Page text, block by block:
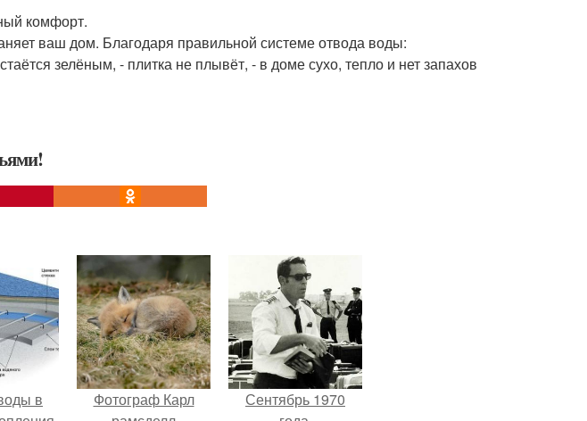
комфорт.
ваш дом. Благодаря правильной системе отвода воды:
зелёным, - плитка не плывёт, - в доме сухо, тепло и нет запахов
в
Фотограф Карл
Сентябрь 1970